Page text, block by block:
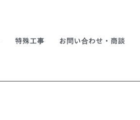
特殊工事 お問い合わせ・商談